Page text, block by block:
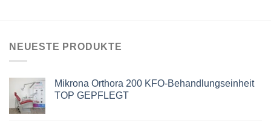
NEUESTE PRODUKTE
Mikrona Orthora 200 KFO-Behandlungseinheit
TOP GEPFLEGT